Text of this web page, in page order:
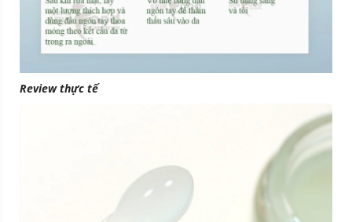
Review thực tế